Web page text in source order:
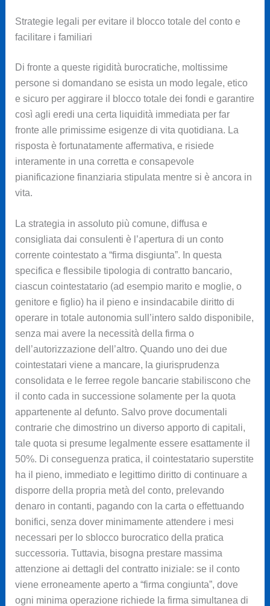
Strategie legali per evitare il blocco totale del conto e
facilitare i familiari
Di fronte a queste rigidità burocratiche, moltissime
persone si domandano se esista un modo legale, etico
e sicuro per aggirare il blocco totale dei fondi e garantire
così agli eredi una certa liquidità immediata per far
fronte alle primissime esigenze di vita quotidiana. La
risposta è fortunatamente affermativa, e risiede
interamente in una corretta e consapevole
pianificazione finanziaria stipulata mentre si è ancora in
vita.
La strategia in assoluto più comune, diffusa e
consigliata dai consulenti è l’apertura di un conto
corrente cointestato a “firma disgiunta”. In questa
specifica e flessibile tipologia di contratto bancario,
ciascun cointestatario (ad esempio marito e moglie, o
genitore e figlio) ha il pieno e insindacabile diritto di
operare in totale autonomia sull’intero saldo disponibile,
senza mai avere la necessità della firma o
dell’autorizzazione dell’altro. Quando uno dei due
cointestatari viene a mancare, la giurisprudenza
consolidata e le ferree regole bancarie stabiliscono che
il conto cada in successione solamente per la quota
appartenente al defunto. Salvo prove documentali
contrarie che dimostrino un diverso apporto di capitali,
tale quota si presume legalmente essere esattamente il
50%. Di conseguenza pratica, il cointestatario superstite
ha il pieno, immediato e legittimo diritto di continuare a
disporre della propria metà del conto, prelevando
denaro in contanti, pagando con la carta o effettuando
bonifici, senza dover minimamente attendere i mesi
necessari per lo sblocco burocratico della pratica
successoria. Tuttavia, bisogna prestare massima
attenzione ai dettagli del contratto iniziale: se il conto
viene erroneamente aperto a “firma congiunta”, dove
ogni minima operazione richiede la firma simultanea di